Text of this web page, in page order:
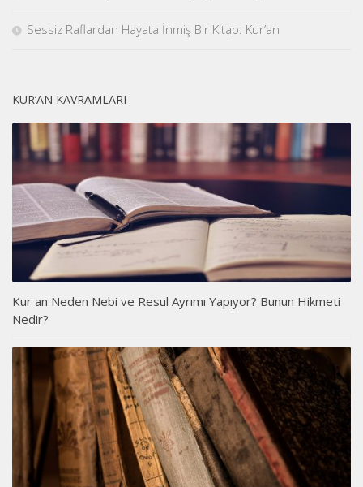
Sessiz Raflardan Hayata İnmiş Bir Kitap: Kur’an
KUR’AN KAVRAMLARI
Kur an Neden Nebi ve Resul Ayrımı Yapıyor? Bunun Hikmeti
Nedir?